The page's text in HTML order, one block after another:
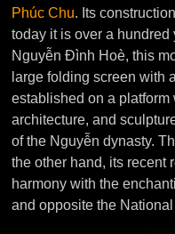
Phúc Chu. Its
today it is over a hundred
Nguyễn Đình Hoè, this
large folding screen with
established on a platform
architecture, and
of the Nguyễn dynasty.
the other hand, its recent
harmony with the
and opposite the